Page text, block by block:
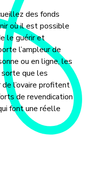
des fonds
où il est possible
le guérir et
l’ampleur de
ou en ligne, les
que les
l’ovaire profitent
de revendication
font une réelle